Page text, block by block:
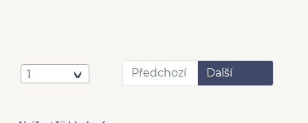
1 Předchozí Další